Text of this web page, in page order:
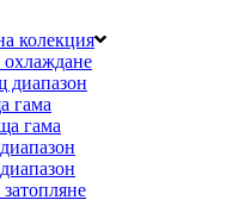
колекция
диапазон
гама
гама